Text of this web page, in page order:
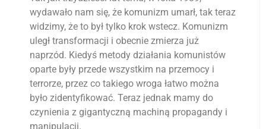
wydawało nam się, że komunizm umarł, tak teraz
widzimy, że to był tylko krok wstecz. Komunizm
uległ transformacji i obecnie zmierza już
naprzód. Kiedyś metody działania komunistów
oparte były przede wszystkim na przemocy i
terrorze, przez co takiego wroga łatwo można
było zidentyfikować. Teraz jednak mamy do
czynienia z gigantyczną machiną propagandy i
manipulacji.